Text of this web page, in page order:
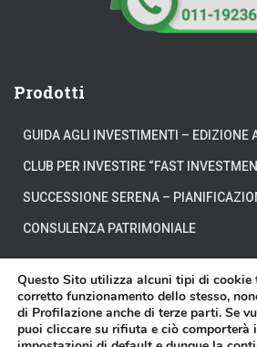
Prodotti
GUIDA AGLI INVESTIMENTI – EDIZIONE
CLUB PER INVESTIRE “FAST
SUCCESSIONE SERENA –
CONSULENZA PATRIMONIALE
CHI SIAMO DOVE SIAMO
Questo Sito utilizza alcuni tipi di cookie
corretto funzionamento dello stesso,
di Profilazione anche di terze parti. Se
puoi cliccare su rifiuta e ciò comporterà